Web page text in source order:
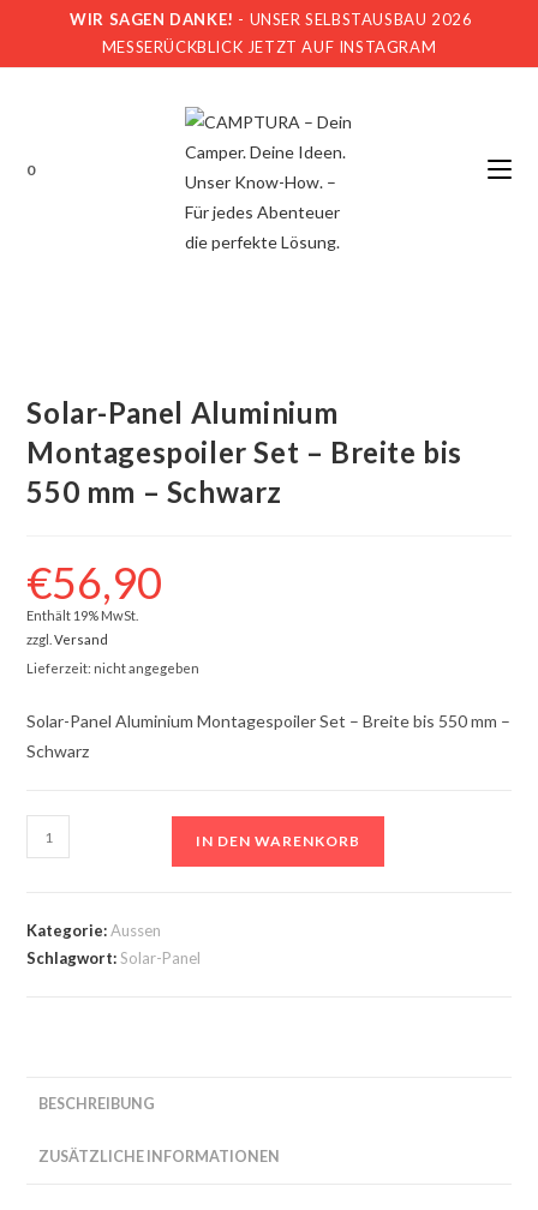
springen
WIR SAGEN DANKE! - UNSER SELBSTAUSBAU 2026
MESSERÜCKBLICK JETZT AUF INSTAGRAM
0
Solar-Panel Aluminium
Montagespoiler Set – Breite bis
550 mm – Schwarz
€56,90
Enthält 19% MwSt.
zzgl.Versand
Lieferzeit: nicht angegeben
Solar-Panel Aluminium Montagespoiler Set – Breite bis 550 mm –
Schwarz
Solar-
Panel
Set
mm
Schwarz
IN DEN WARENKORB
Kategorie:Aussen
Schlagwort:Solar-Panel
BESCHREIBUNG
ZUSÄTZLICHE INFORMATIONEN